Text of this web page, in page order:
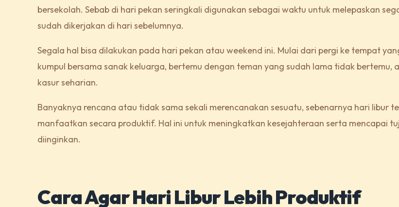
bersekolah. Sebab di hari pekan seringkali digunakan sebagai waktu untuk melepaskan
sudah dikerjakan di hari sebelumnya.
Segala hal bisa dilakukan pada hari pekan atau weekend ini. Mulai dari pergi ke tempat
kumpul bersama sanak keluarga, bertemu dengan teman yang sudah lama tidak bertemu,
kasur seharian.
Banyaknya rencana atau tidak sama sekali merencanakan sesuatu, sebenarnya hari libur
manfaatkan secara produktif. Hal ini untuk meningkatkan kesejahteraan serta mencapai
diinginkan.
Cara Agar Hari Libur Lebih Produktif